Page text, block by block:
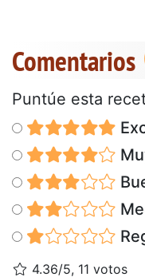
Comentarios
Puntúe esta
4.36/5, 11 votos